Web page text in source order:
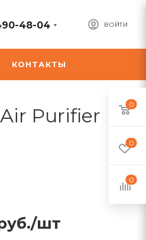
ВОЙТИ
48-04
КОНТАКТЫ
Purifier
/шт
0
0
0